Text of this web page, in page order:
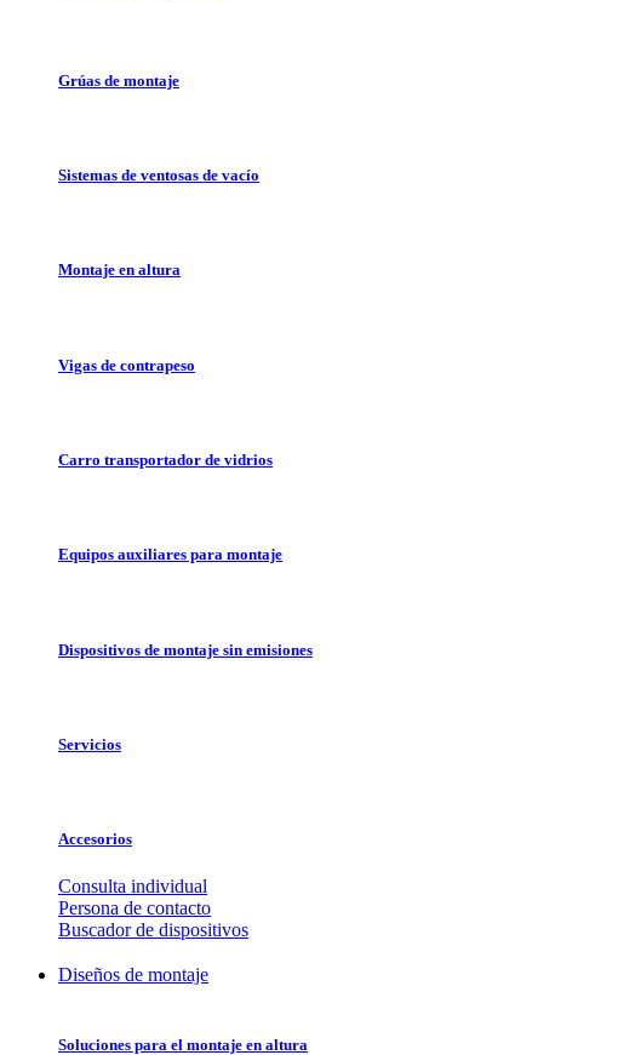
Grúas de montaje
Sistemas de ventosas de vacío
Montaje en altura
Vigas de contrapeso
Carro transportador de vidrios
Equipos auxiliares para montaje
Dispositivos de montaje sin emisiones
Servicios
Accesorios
Consulta individual
Persona de contacto
Buscador de dispositivos
Diseños de montaje
Soluciones para el montaje en altura